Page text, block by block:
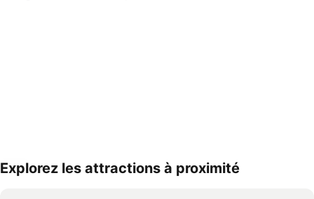
Explorez les attractions à proximité